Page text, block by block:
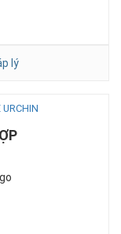
lý
URCHIN